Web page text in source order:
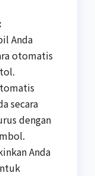
Anda
otomatis
secara
dengan
Anda